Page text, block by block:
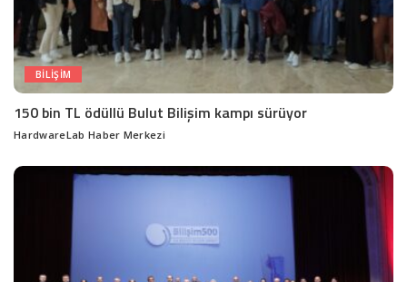
BILIŞIM
150 bin TL ödüllü Bulut Bilişim kampı sürüyor
Posted
HardwareLab Haber Merkezi